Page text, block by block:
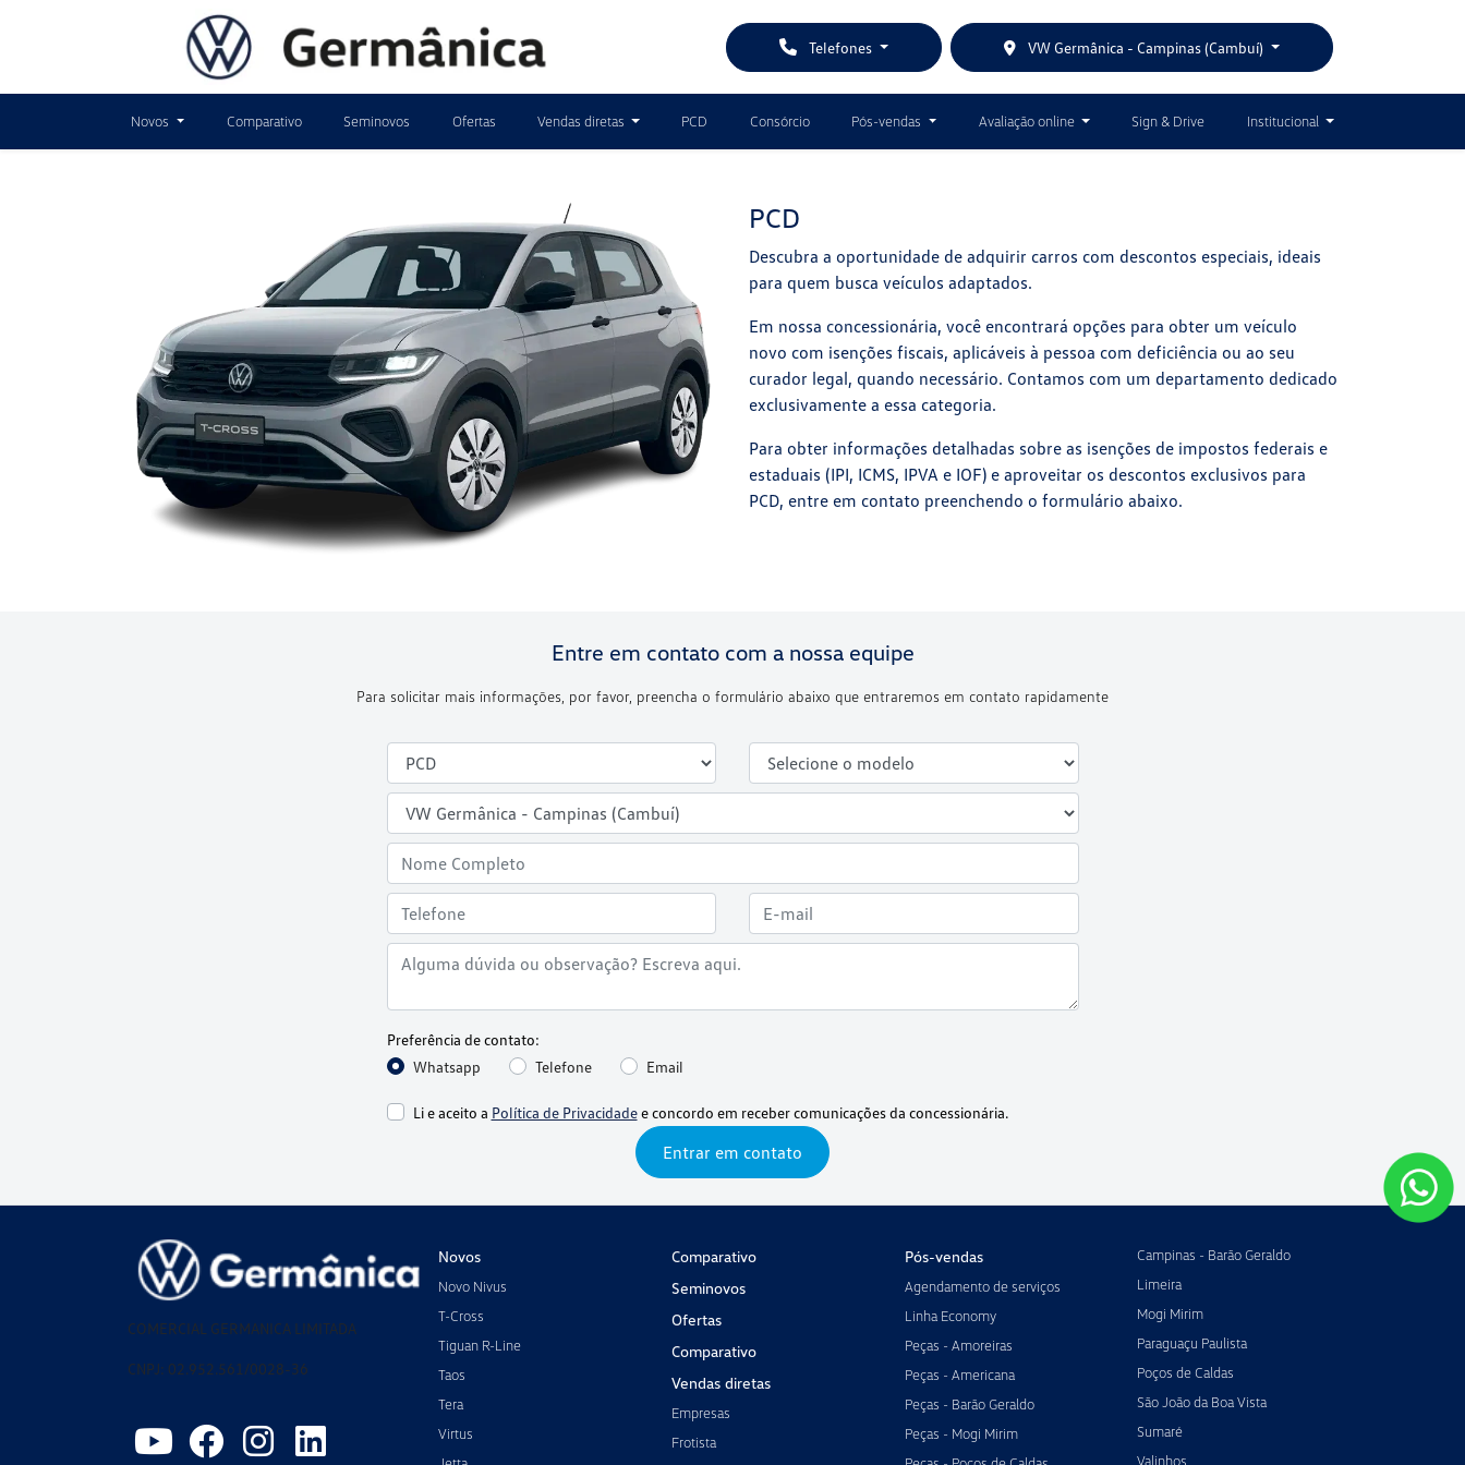
Telefones VW Germânica - Campinas (Cambuí)
Novos Comparativo Seminovos Ofertas Vendas diretas PCD Consórcio Pós-vendas Avaliação online Sign & Drive Institucional
PCD
Descubra a oportunidade de adquirir carros com descontos especiais, ideais
para quem busca veículos adaptados.
Em nossa concessionária, você encontrará opções para obter um veículo
novo com isenções fiscais, aplicáveis à pessoa com deficiência ou ao seu
curador legal, quando necessário. Contamos com um departamento dedicado
exclusivamente a essa categoria.
Para obter informações detalhadas sobre as isenções de impostos federais e
estaduais (IPI, ICMS, IPVA e IOF) e aproveitar os descontos exclusivos para
PCD, entre em contato preenchendo o formulário abaixo.
Entre em contato com a nossa equipe
Para solicitar mais informações, por favor, preencha o formulário abaixo que entraremos em contato rapidamente
Preferência de contato:
Whatsapp
Telefone Email
Li e aceito a Política de Privacidadee concordo em receber comunicações da concessionária.
Entrar em contato
COMERCIAL GERMANICA LIMITADA
CNPJ: 02.952.561/0028-36
Novos
Novo Nivus
T-Cross
Tiguan R-Line
Taos
Tera
Virtus
Comparativo
Seminovos
Ofertas
Comparativo
Vendas diretas
Empresas
Frotista
Pós-vendas
Agendamento de serviços
Linha Economy
Peças - Amoreiras
Peças - Americana
Peças - Barão Geraldo
Peças - Mogi Mirim
Campinas - Barão Geraldo
Limeira
Mogi Mirim
Paraguaçu Paulista
Poços de Caldas
São João da Boa Vista
Sumaré
Valinhos